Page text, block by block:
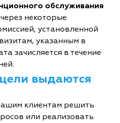
обслуживания
некоторые
установленной
указанным в
зачисляется в течение
выдаются
клиентам решить
или реализовать